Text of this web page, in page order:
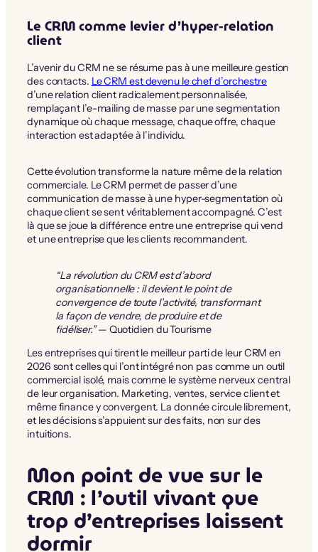
Le CRM comme levier d’hyper-relation
client
L’avenir du CRM ne se résume pas à une meilleure gestion
des contacts. Le CRM est devenu le chef d’orchestre
d’une relation client radicalement personnalisée,
remplaçant l’e-mailing de masse par une segmentation
dynamique où chaque message, chaque offre, chaque
interaction est adaptée à l’individu.
Cette évolution transforme la nature même de la relation
commerciale. Le CRM permet de passer d’une
communication de masse à une hyper-segmentation où
chaque client se sent véritablement accompagné. C’est
là que se joue la différence entre une entreprise qui vend
et une entreprise que les clients recommandent.
“La révolution du CRM est d’abord
organisationnelle : il devient le point de
convergence de toute l’activité, transformant
la façon de vendre, de produire et de
fidéliser.”— Quotidien du Tourisme
Les entreprises qui tirent le meilleur parti de leur CRM en
2026 sont celles qui l’ont intégré non pas comme un outil
commercial isolé, mais comme le système nerveux central
de leur organisation. Marketing, ventes, service client et
même finance y convergent. La donnée circule librement,
et les décisions s’appuient sur des faits, non sur des
intuitions.
Mon point de vue sur le
CRM : l’outil vivant que
trop d’entreprises laissent
dormir